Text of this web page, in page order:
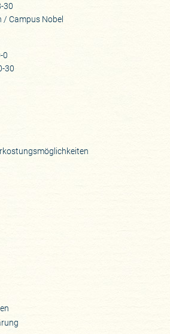
30
/ Campus Nobel
0
30